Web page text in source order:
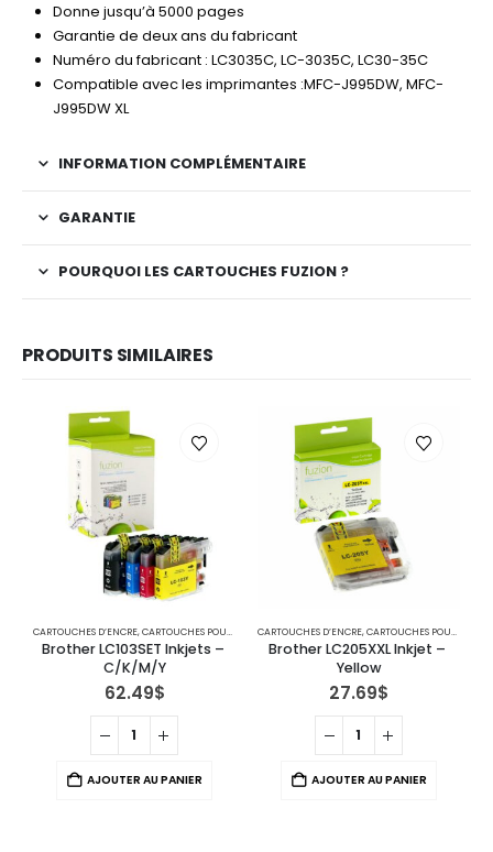
Donne jusqu’à 5000 pages
Garantie de deux ans du fabricant
Numéro du fabricant : LC3035C, LC-3035C, LC30-35C
Compatible avec les imprimantes :MFC-J995DW, MFC-
J995DW XL
INFORMATION COMPLÉMENTAIRE
GARANTIE
POURQUOI LES CARTOUCHES FUZION ?
PRODUITS SIMILAIRES
CARTOUCHES D’ENCRE,CARTOUCHES POUR IMPRIMANTES BROTHER ,IMPRIMANTE JET D'ENCRE
Brother LC103SET Inkjets –
C/K/M/Y
62.49$
AJOUTER AU PANIER
CARTOUCHES D’ENCRE,CARTOUCHES POUR IMPRIMANTES BROTHER
Brother LC205XXL Inkjet –
Yellow
27.69$
AJOUTER AU PANIER